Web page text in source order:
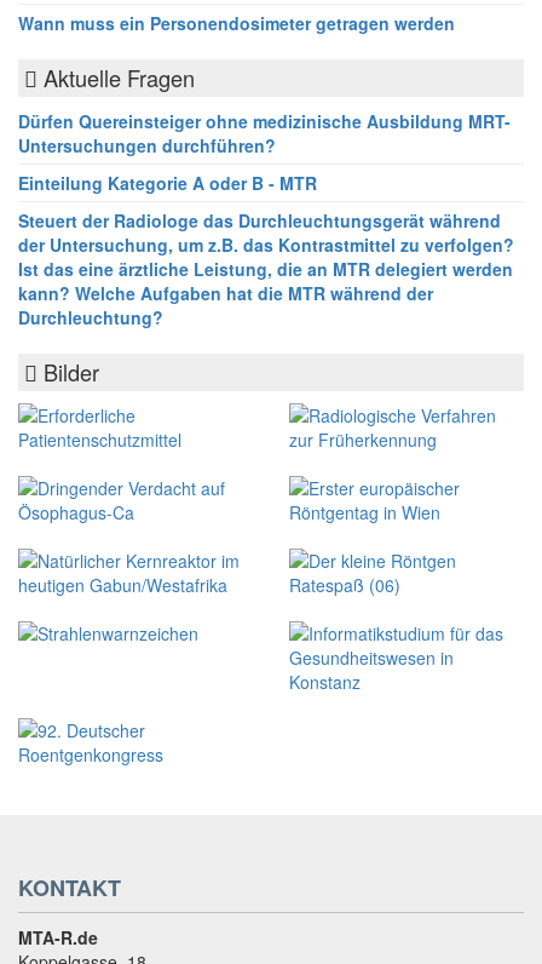
Wann muss ein Personendosimeter getragen werden
Aktuelle Fragen
Dürfen Quereinsteiger ohne medizinische Ausbildung MRT-
Untersuchungen durchführen?
Einteilung Kategorie A oder B - MTR
Steuert der Radiologe das Durchleuchtungsgerät während
der Untersuchung, um z.B. das Kontrastmittel zu verfolgen?
Ist das eine ärztliche Leistung, die an MTR delegiert werden
kann? Welche Aufgaben hat die MTR während der
Durchleuchtung?
Bilder
KONTAKT
MTA-R.de